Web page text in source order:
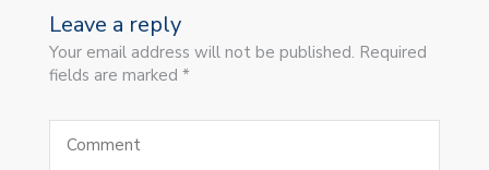
Leave a reply
Your email address will not be published. Required
fields are marked *